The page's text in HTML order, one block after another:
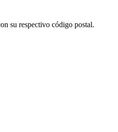
su respectivo código postal.